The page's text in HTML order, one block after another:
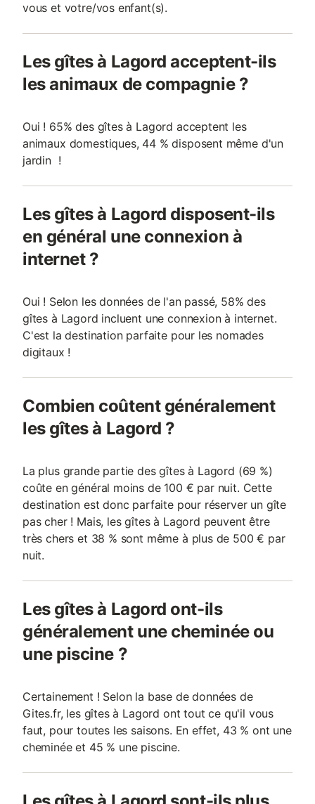
vous et votre/vos enfant(s).
Les gîtes à Lagord acceptent-ils
les animaux de compagnie ?
Oui ! 65% des gîtes à Lagord acceptent les
animaux domestiques, 44 % disposent même d'un
jardin !
Les gîtes à Lagord disposent-ils
en général une connexion à
internet ?
Oui ! Selon les données de l'an passé, 58% des
gîtes à Lagord incluent une connexion à internet.
C'est la destination parfaite pour les nomades
digitaux !
Combien coûtent généralement
les gîtes à Lagord ?
La plus grande partie des gîtes à Lagord (69 %)
coûte en général moins de 100 € par nuit. Cette
destination est donc parfaite pour réserver un gîte
pas cher ! Mais, les gîtes à Lagord peuvent être
très chers et 38 % sont même à plus de 500 € par
nuit.
Les gîtes à Lagord ont-ils
généralement une cheminée ou
une piscine ?
Certainement ! Selon la base de données de
Gites.fr, les gîtes à Lagord ont tout ce qu'il vous
faut, pour toutes les saisons. En effet, 43 % ont une
cheminée et 45 % une piscine.